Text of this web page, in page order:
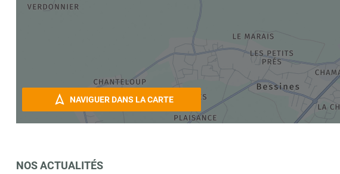
NAVIGUER DANS LA CARTE
NOS ACTUALITÉS